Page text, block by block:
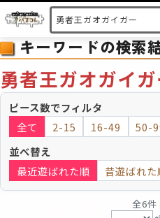
HOME 会
ヘルプ
お問
ピース数 2～15 16
モザイク モザイクのみ
キーワードの検索
勇者王ガオガイガ
ピース数でフィルタ
全て
2-15 16-49 50-
並べ替え
最近遊ばれた順
昔遊ばれた
全6件